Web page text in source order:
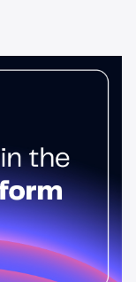
geram um
comparação com
qualquer
Comece hoje.